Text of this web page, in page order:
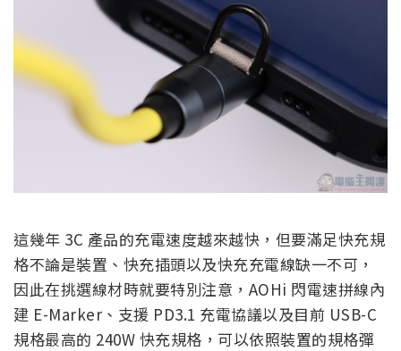
這幾年 3C 產品的充電速度越來越快，但要滿足快充規
格不論是裝置、快充插頭以及快充充電線缺一不可，
因此在挑選線材時就要特別注意，AOHi 閃電速拼線內
建 E-Marker、支援 PD3.1 充電協議以及目前 USB-C
規格最高的 240W 快充規格，可以依照裝置的規格彈